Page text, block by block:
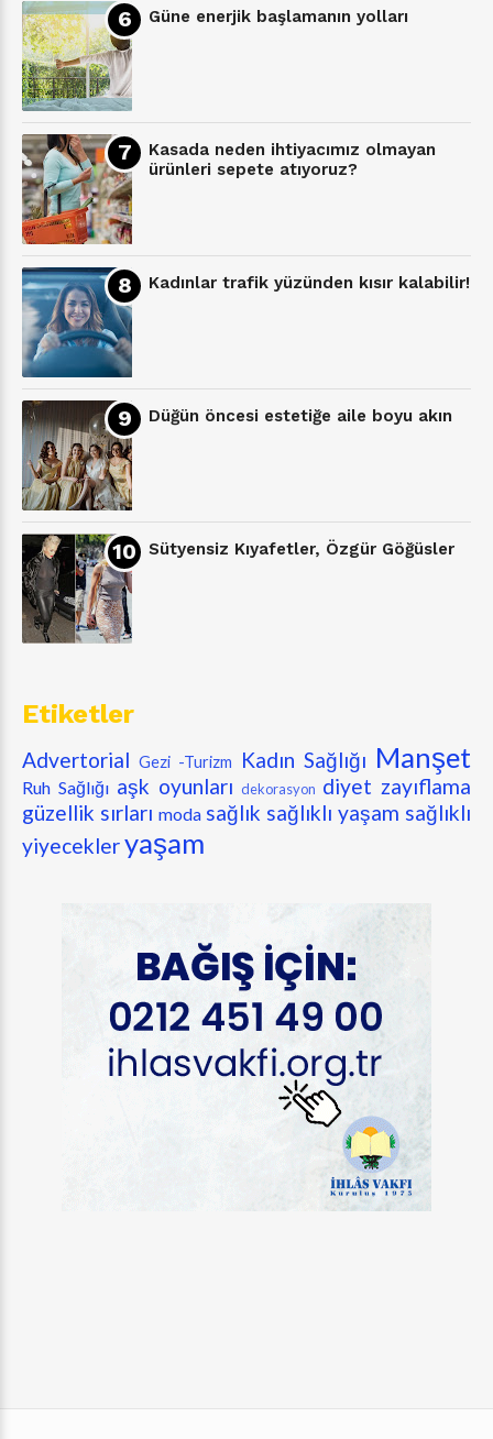
Güne enerjik başlamanın yolları
Kasada neden ihtiyacımız olmayan
ürünleri sepete atıyoruz?
Kadınlar trafik yüzünden kısır kalabilir!
Düğün öncesi estetiğe aile boyu akın
Sütyensiz Kıyafetler, Özgür Göğüsler
Etiketler
Advertorial Gezi -Turizm Kadın Sağlığı Manşet
Ruh Sağlığı aşk oyunları dekorasyon diyet zayıflama
güzellik sırları moda sağlık sağlıklı yaşam sağlıklı
yiyecekleryaşam